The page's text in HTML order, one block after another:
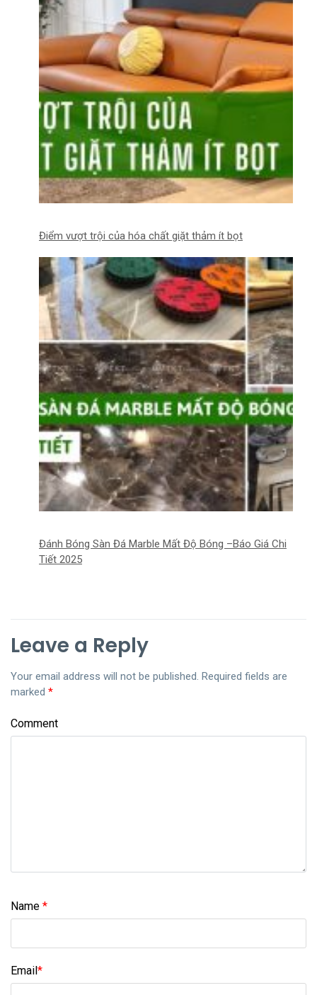
Điểm vượt trội của hóa chất giặt thảm ít bọt
Đánh Bóng Sàn Đá Marble Mất Độ Bóng –Báo Giá Chi
Tiết 2025
Leave a Reply
Your email address will not be published. Required fields are
marked *
Comment
Name *
Email*